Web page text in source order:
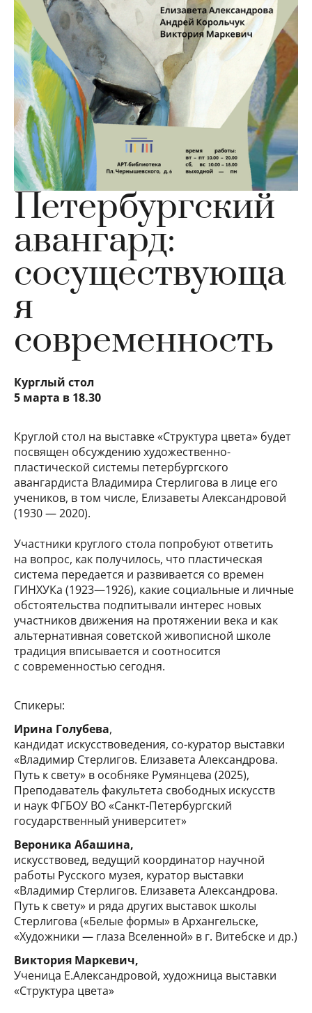
Петербургский
авангард:
сосуществующа
я
современность
Курглый стол
5 марта в 18.30
Круглой стол на выставке «Структура цвета» будет
посвящен обсуждению художественно-
пластической системы петербургского
авангардиста Владимира Стерлигова в лице его
учеников, в том числе, Елизаветы Александровой
(1930 — 2020).
Участники круглого стола попробуют ответить
на вопрос, как получилось, что пластическая
система передается и развивается со времен
ГИНХУКа (1923—1926), какие социальные и личные
обстоятельства подпитывали интерес новых
участников движения на протяжении века и как
альтернативная советской живописной школе
традиция вписывается и соотносится
с современностью сегодня.
Спикеры:
Ирина Голубева,
кандидат искусствоведения, со-куратор выставки
«Владимир Стерлигов. Елизавета Александрова.
Путь к свету» в особняке Румянцева (2025),
Преподаватель факультета свободных искусств
и наук ФГБОУ ВО «Санкт-Петербургский
государственный университет»
Вероника Абашина,
искусствовед, ведущий координатор научной
работы Русского музея, куратор выставки
«Владимир Стерлигов. Елизавета Александрова.
Путь к свету» и ряда других выставок школы
Стерлигова («Белые формы» в Архангельске,
«Художники — глаза Вселенной» в г. Витебске и др.)
Виктория Маркевич,
Ученица Е.Александровой, художница выставки
«Структура цвета»